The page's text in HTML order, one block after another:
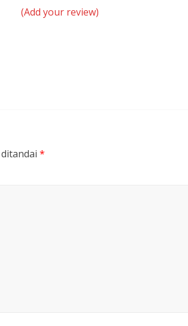
(Add your review)
*